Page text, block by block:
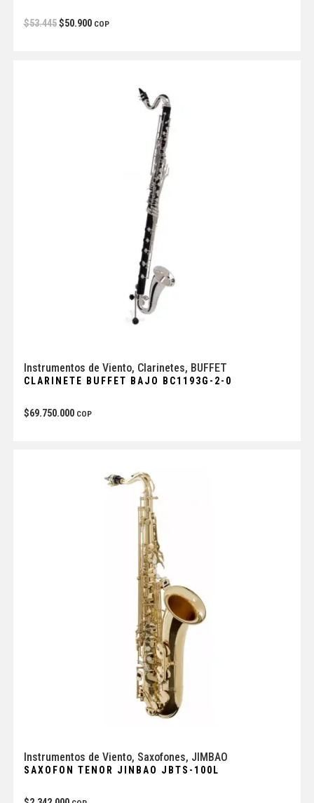
$53.445 $50.900 COP
Instrumentos de Viento, Clarinetes, BUFFET
CLARINETE BUFFET BAJO BC1193G-2-0
$69.750.000 COP
Instrumentos de Viento, Saxofones, JIMBAO
SAXOFON TENOR JINBAO JBTS-100L